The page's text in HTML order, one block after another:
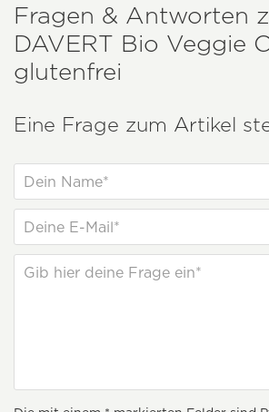
Fragen & Antworten
DAVERT Bio Veggie
glutenfrei
Eine Frage zum Artikel